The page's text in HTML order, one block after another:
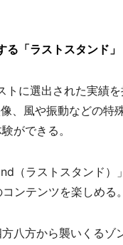
「ラストスタンド」
に選出された実績
、風や振動などの特
ができる。
（ラストスタンド）
ンテンツを楽しめる。
方から襲いくるゾ